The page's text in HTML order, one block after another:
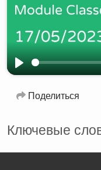
Play
Поделиться
Ключевые